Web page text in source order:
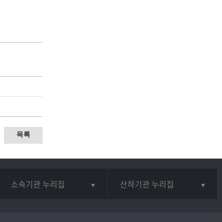
목록
소속기관 누리집 산하기관 누리집